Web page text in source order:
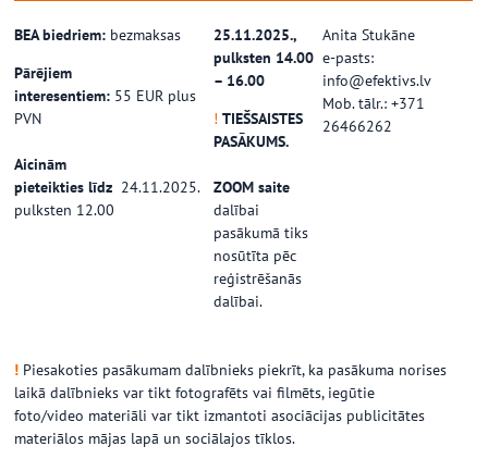
BEA biedriem: bezmaksas
Pārējiem
interesentiem: 55 EUR plus
PVN
Aicinām
pieteikties līdz 24.11.2025.
pulksten 12.00
25.11.2025.,
pulksten 14.00
– 16.00
!TIEŠSAISTES
PASĀKUMS.
ZOOM saite
dalībai
pasākumā tiks
nosūtīta pēc
reģistrēšanās
dalībai.
Anita Stukāne
e-pasts:
info@efektivs.lv
Mob. tālr.: +371
26466262
! Piesakoties pasākumam dalībnieks piekrīt, ka pasākuma norises
laikā dalībnieks var tikt fotografēts vai filmēts, iegūtie
foto/video materiāli var tikt izmantoti asociācijas publicitātes
materiālos mājas lapā un sociālajos tīklos.